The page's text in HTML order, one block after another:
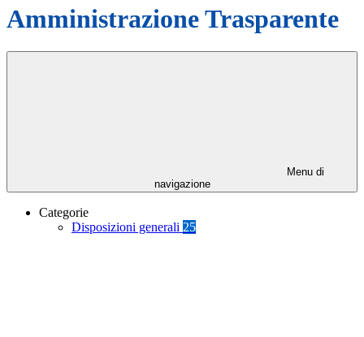
Amministrazione Trasparente
Menu di
navigazione
Categorie
Disposizioni generali 25